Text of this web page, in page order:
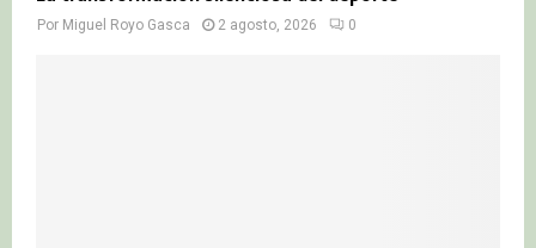
Por Miguel Royo Gasca 2 agosto, 2026 0